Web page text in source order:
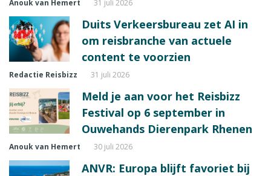
Anouk van Hemert 31 juli 2026
Duits Verkeersbureau zet AI in
om reisbranche van actuele
content te voorzien
Redactie Reisbizz 31 juli 2026
Meld je aan voor het Reisbizz
Festival op 6 september in
Ouwehands Dierenpark Rhenen
Anouk van Hemert 30 juli 2026
ANVR: Europa blijft favoriet bij